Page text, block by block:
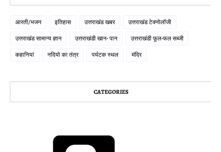
आरती/भजन इतिहास उत्तराखंड खबर उत्तराखंड टेक्नोलॉजी
उत्तराखंड सामान्य ज्ञान उत्तराखंडी खान- पान उत्तराखंडी फूल-फल सब्जी
कहानियां नदियो का तंत्र पर्यटक स्थल मंदिर
CATEGORIES